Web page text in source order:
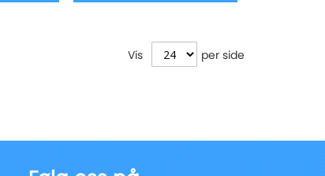
Vis per side